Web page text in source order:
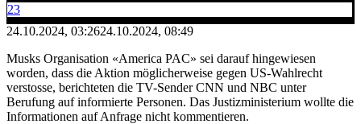
23
24.10.2024, 03:2624.10.2024, 08:49
Musks Organisation «America PAC» sei darauf hingewiesen
worden, dass die Aktion möglicherweise gegen US-Wahlrecht
verstosse, berichteten die TV-Sender CNN und NBC unter
Berufung auf informierte Personen. Das Justizministerium wollte die
Informationen auf Anfrage nicht kommentieren.